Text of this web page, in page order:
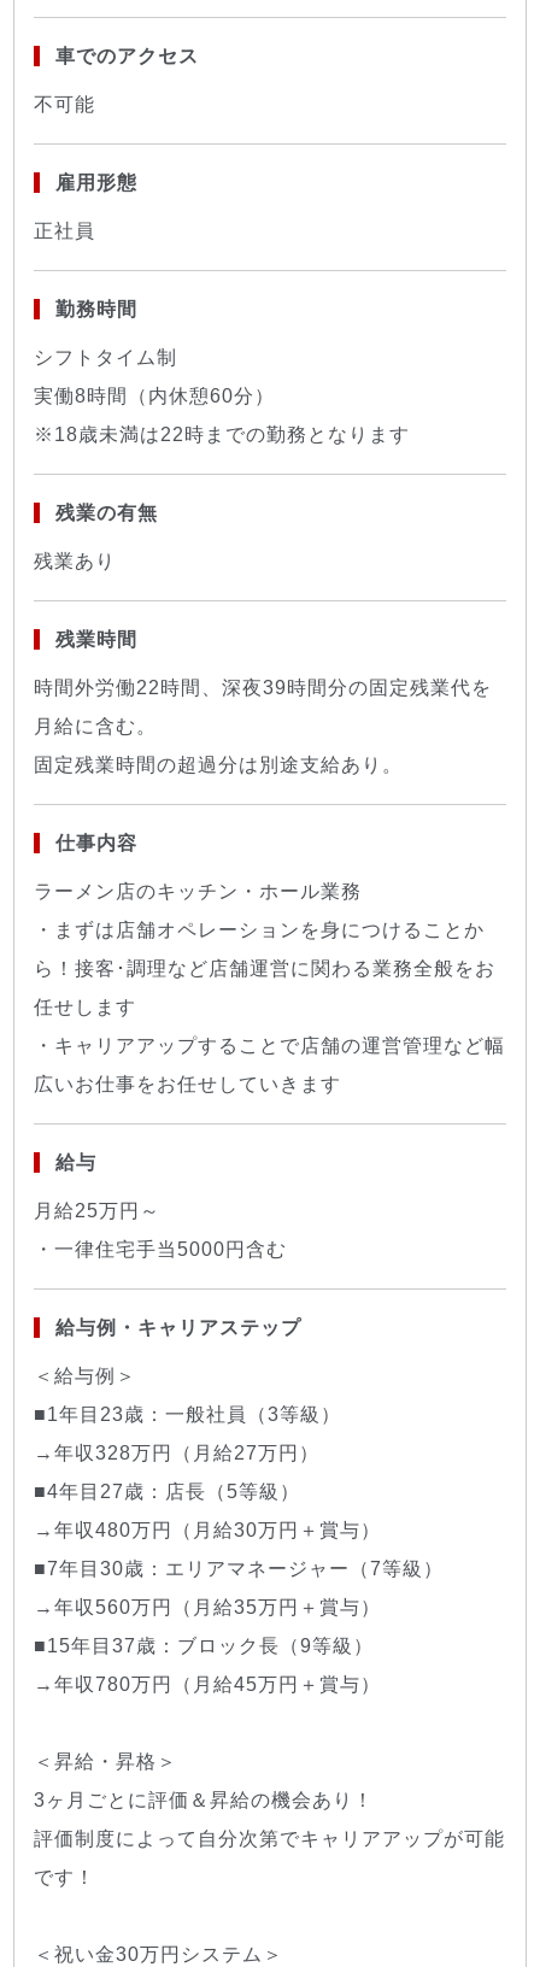
車でのアクセス
不可能
雇用形態
正社員
勤務時間
シフトタイム制
実働8時間（内休憩60分）
※18歳未満は22時までの勤務となります
残業の有無
残業あり
残業時間
時間外労働22時間、深夜39時間分の固定残業代を
月給に含む。
固定残業時間の超過分は別途支給あり。
仕事内容
ラーメン店のキッチン・ホール業務
・まずは店舗オペレーションを身につけることか
ら！接客･調理など店舗運営に関わる業務全般をお
任せします
・キャリアアップすることで店舗の運営管理など幅
広いお仕事をお任せしていきます
給与
月給25万円～
・一律住宅手当5000円含む
給与例・キャリアステップ
＜給与例＞
■1年目23歳：一般社員（3等級）
→年収328万円（月給27万円）
■4年目27歳：店長（5等級）
→年収480万円（月給30万円＋賞与）
■7年目30歳：エリアマネージャー（7等級）
→年収560万円（月給35万円＋賞与）
■15年目37歳：ブロック長（9等級）
→年収780万円（月給45万円＋賞与）
＜昇給・昇格＞
3ヶ月ごとに評価＆昇給の機会あり！
評価制度によって自分次第でキャリアアップが可能
です！
＜祝い金30万円システム＞